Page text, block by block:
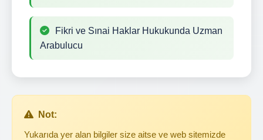
Fikri ve Sınai Haklar Hukukunda Uzman
Arabulucu
Not:
Yukarıda yer alan bilgiler size aitse ve web sitemizde